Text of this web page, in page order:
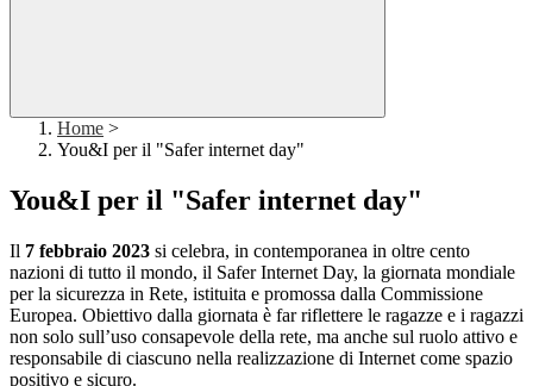
Home >
You&I per il "Safer internet day"
You&I per il "Safer internet day"
Il 7 febbraio 2023 si celebra, in contemporanea in oltre cento
nazioni di tutto il mondo, il Safer Internet Day, la giornata mondiale
per la sicurezza in Rete, istituita e promossa dalla Commissione
Europea. Obiettivo dalla giornata è far riflettere le ragazze e i ragazzi
non solo sull’uso consapevole della rete, ma anche sul ruolo attivo e
responsabile di ciascuno nella realizzazione di Internet come spazio
positivo e sicuro.